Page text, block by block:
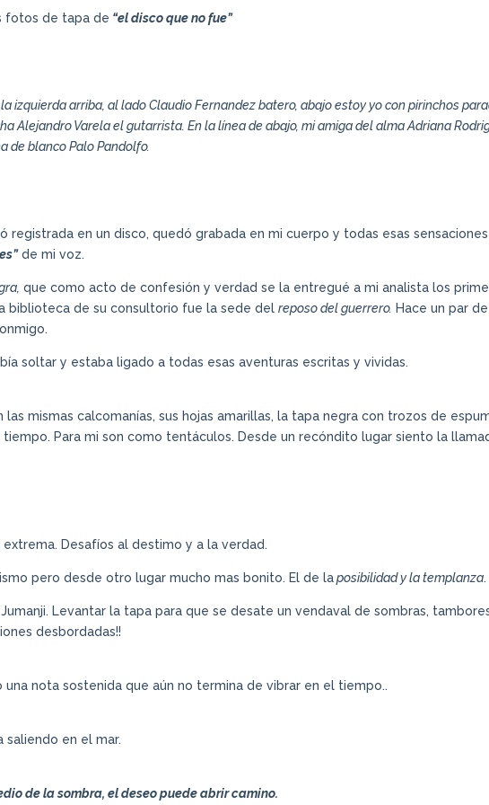
fotos de tapa de “el disco que no fue”
izquierda arriba, al lado Claudio Fernandez batero, abajo estoy yo con pirinchos
Alejandro Varela el gutarrista. En la línea de abajo, mi amiga del alma Adriana
de blanco Palo Pandolfo.
registrada en un disco, quedó grabada en mi cuerpo y todas esas sensaciones
de mi voz.
que como acto de confesión y verdad se la entregué a mi analista los
biblioteca de su consultorio fue la sede delreposo del guerrero. Hace un par de
soltar y estaba ligado a todas esas aventuras escritas y vividas.
mismas calcomanías, sus hojas amarillas, la tapa negra con trozos de
Para mi son como tentáculos. Desde un recóndito lugar siento la
Desafíos al destimo y a la verdad.
pero desde otro lugar mucho mas bonito. El de laposibilidad y la templanza.
Levantar la tapa para que se desate un vendaval de sombras,
desbordadas!!
una nota sostenida que aún no termina de vibrar en el tiempo..
saliendo en el mar.
de la sombra, el deseo puede abrir camino.